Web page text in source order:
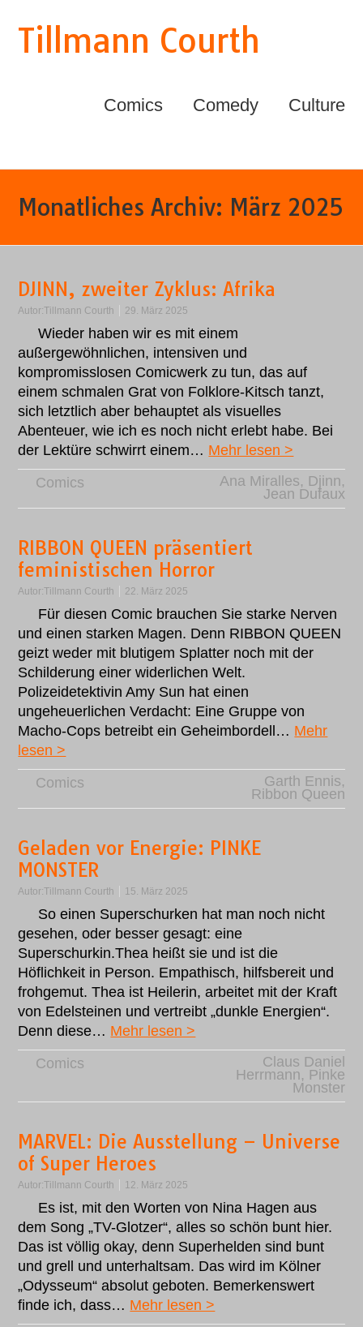
Tillmann Courth
Comics Comedy Culture
Monatliches Archiv: März 2025
DJINN, zweiter Zyklus: Afrika
Autor:Tillmann Courth 29. März 2025
Wieder haben wir es mit einem
außergewöhnlichen, intensiven und
kompromisslosen Comicwerk zu tun, das auf
einem schmalen Grat von Folklore-Kitsch tanzt,
sich letztlich aber behauptet als visuelles
Abenteuer, wie ich es noch nicht erlebt habe. Bei
der Lektüre schwirrt einem… Mehr lesen >
Comics
Ana Miralles, Djinn,
Jean Dufaux
RIBBON QUEEN präsentiert
feministischen Horror
Autor:Tillmann Courth 22. März 2025
Für diesen Comic brauchen Sie starke Nerven
und einen starken Magen. Denn RIBBON QUEEN
geizt weder mit blutigem Splatter noch mit der
Schilderung einer widerlichen Welt.
Polizeidetektivin Amy Sun hat einen
ungeheuerlichen Verdacht: Eine Gruppe von
Macho-Cops betreibt ein Geheimbordell… Mehr
lesen >
Comics
Garth Ennis,
Ribbon Queen
Geladen vor Energie: PINKE
MONSTER
Autor:Tillmann Courth 15. März 2025
So einen Superschurken hat man noch nicht
gesehen, oder besser gesagt: eine
Superschurkin.Thea heißt sie und ist die
Höflichkeit in Person. Empathisch, hilfsbereit und
frohgemut. Thea ist Heilerin, arbeitet mit der Kraft
von Edelsteinen und vertreibt „dunkle Energien“.
Denn diese… Mehr lesen >
Comics
Claus Daniel
Herrmann, Pinke
Monster
MARVEL: Die Ausstellung – Universe
of Super Heroes
Autor:Tillmann Courth 12. März 2025
Es ist, mit den Worten von Nina Hagen aus
dem Song „TV-Glotzer“, alles so schön bunt hier.
Das ist völlig okay, denn Superhelden sind bunt
und grell und unterhaltsam. Das wird im Kölner
„Odysseum“ absolut geboten. Bemerkenswert
finde ich, dass… Mehr lesen >